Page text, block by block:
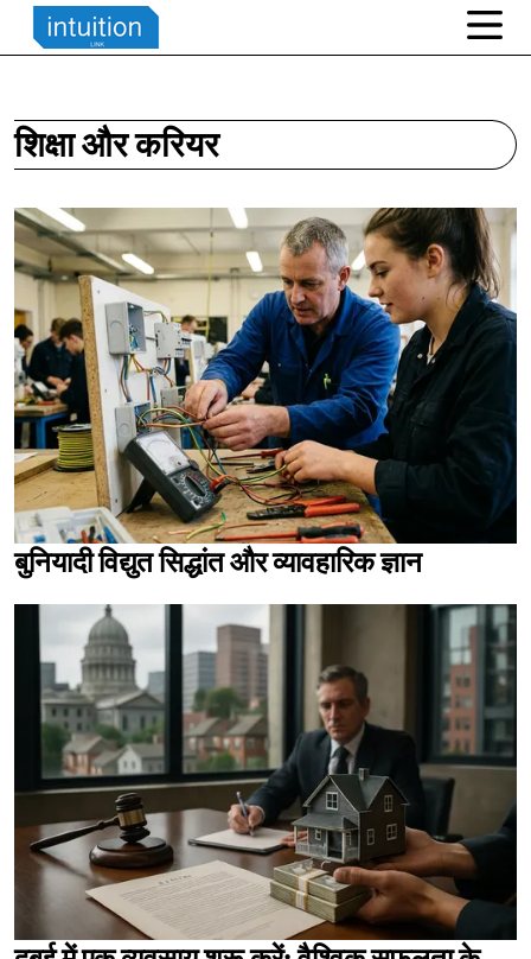
शिक्षा और करियर
बुनियादी विद्युत सिद्धांत और व्यावहारिक ज्ञान